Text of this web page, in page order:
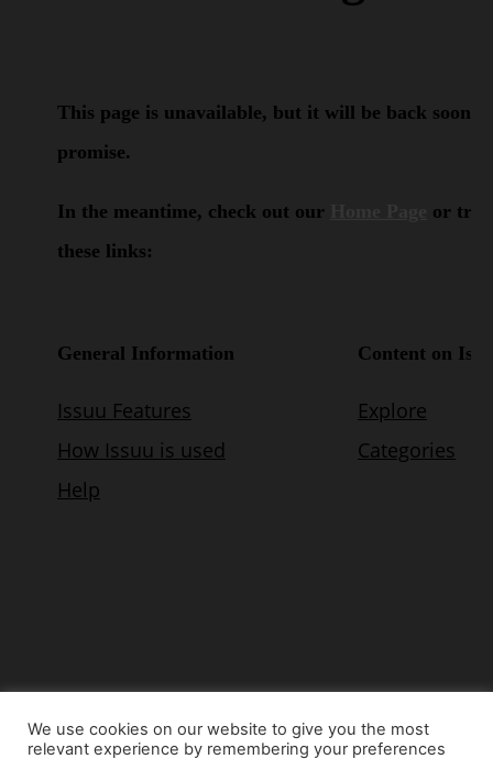
We use cookies on our website to give you the most
relevant experience by remembering your preferences